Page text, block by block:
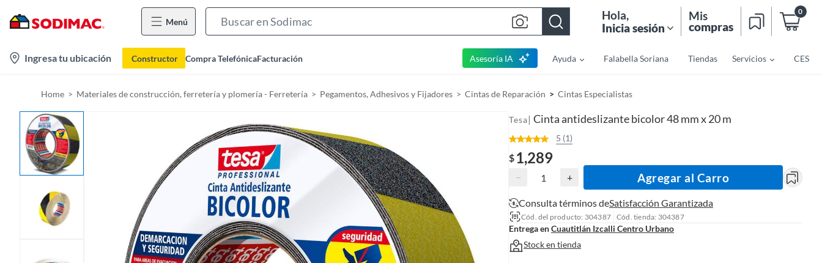
Menú
h
Hola,
Inicia sesión
Mis
compras
0
Ingresa tu ubicación Constructor Compra TelefónicaFacturación Asesoría IA Ayuda Falabella Soriana Tiendas Servicios CES
Home Materiales de construcción, ferretería y plomería - Ferretería Pegamentos, Adhesivos y Fijadores Cintas de Reparación Cintas Especialistas
Tesa| Cinta antideslizante bicolor 48 mm x 20 m
5 (1)
$ 1,289
− + Agregar al Carro
Consulta términos deSatisfacción Garantizada
Cód. del producto: 304387 Cód. tienda: 304387
Entrega enCuautitlán Izcalli Centro Urbano
Stock en tienda